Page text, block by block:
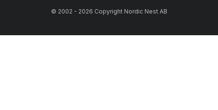
© 2002 - 2026 Copyright Nordic Nest AB